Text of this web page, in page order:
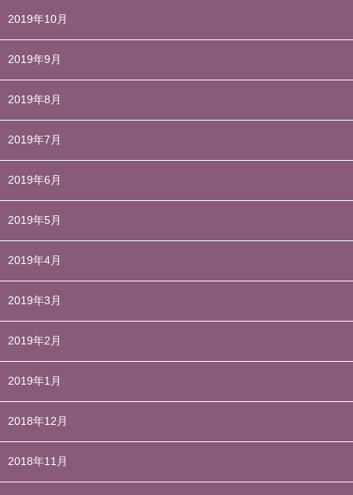
2019年10月
2019年9月
2019年8月
2019年7月
2019年6月
2019年5月
2019年4月
2019年3月
2019年2月
2019年1月
2018年12月
2018年11月